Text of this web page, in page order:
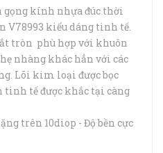
gọng kính nhựa đúc thời
V78993 kiểu dáng tinh tế.
tròn phù hợp với khuôn
nhàng khác hẳn với các
Lõi kim loại được bọc
tinh tế được khắc tại càng
trên 10diop - Độ bền cực